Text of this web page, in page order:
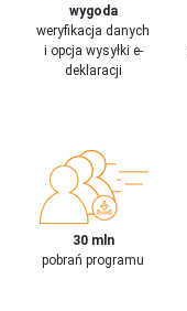
wygoda
weryfikacja danych
i opcja wysyłki e-
deklaracji
30 mln
pobrań programu